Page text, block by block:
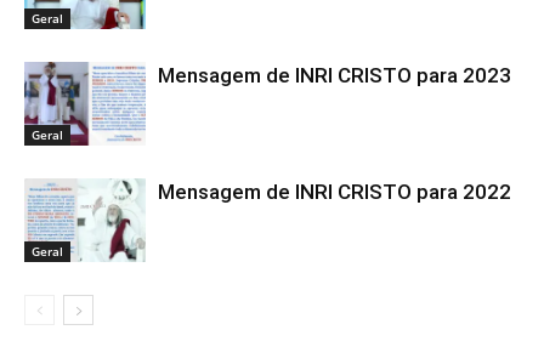
Geral
Geral
Mensagem de INRI CRISTO para 2023
Geral
Mensagem de INRI CRISTO para 2022